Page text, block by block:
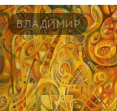
ВЛАДИМИР